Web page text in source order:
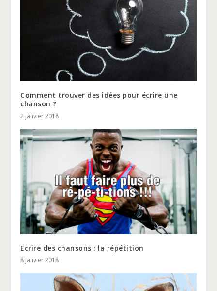
Comment trouver des idées pour écrire une
chanson ?
2 janvier 2018
Ecrire des chansons : la répétition
8 janvier 2018